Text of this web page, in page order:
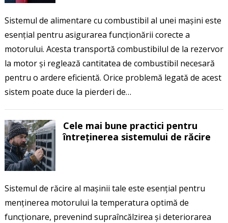
Sistemul de alimentare cu combustibil al unei mașini este
esențial pentru asigurarea funcționării corecte a
motorului. Acesta transportă combustibilul de la rezervor
la motor și reglează cantitatea de combustibil necesară
pentru o ardere eficientă. Orice problemă legată de acest
sistem poate duce la pierderi de…
Cele mai bune practici pentru
întreținerea sistemului de răcire
Sistemul de răcire al mașinii tale este esențial pentru
menținerea motorului la temperatura optimă de
funcționare, prevenind supraîncălzirea și deteriorarea